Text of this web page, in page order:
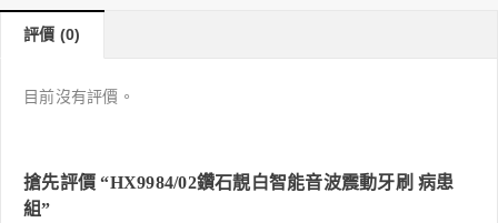
評價 (0)
目前沒有評價。
搶先評價 “HX9984/02鑽石靚白智能音波震動牙刷 病患
組”